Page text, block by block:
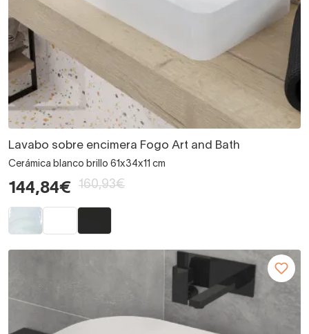
Lavabo sobre encimera Fogo Art and Bath
Cerámica blanco brillo 61x34x11 cm
144,84€ 160,93€